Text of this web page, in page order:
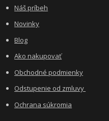
Náš príbeh
Novinky
Blog
Ako nakupovať
Obchodné podmienky
Odstupenie od zmluvy
Ochrana súkromia